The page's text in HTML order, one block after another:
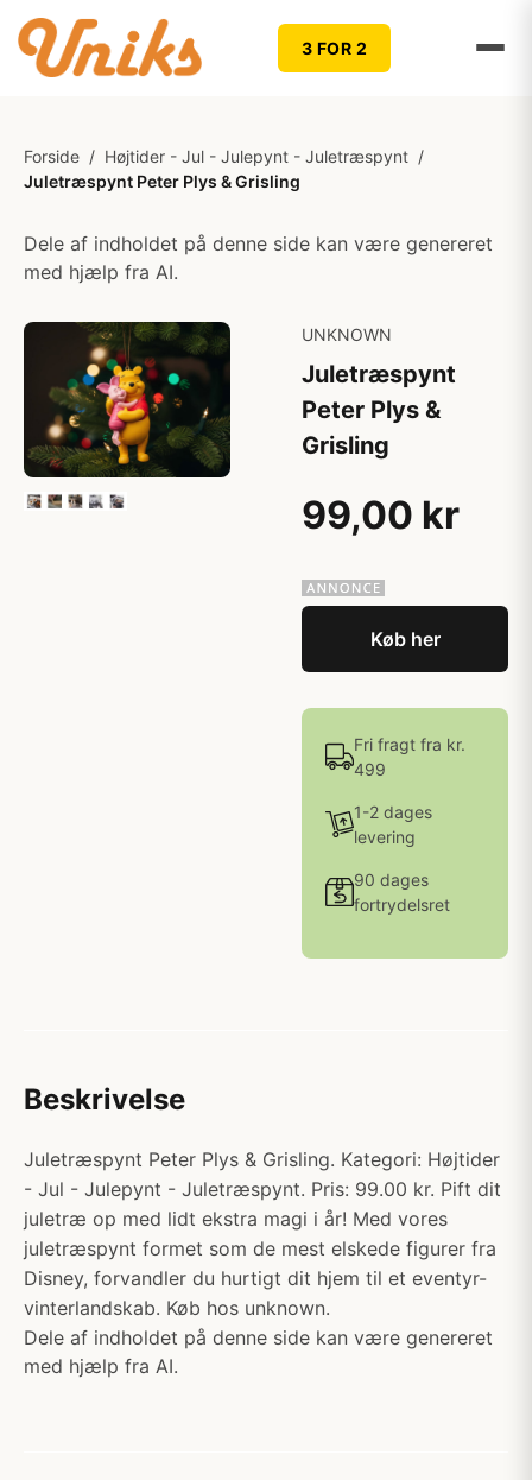
3 FOR 2
Forside / Højtider - Jul - Julepynt - Juletræspynt /
Juletræspynt Peter Plys & Grisling
Dele af indholdet på denne side kan være genereret
med hjælp fra AI.
UNKNOWN
Juletræspynt
Peter Plys &
Grisling
99,00 kr
Køb her
Fri fragt fra kr.
499
1-2 dages
levering
90 dages
fortrydelsret
Beskrivelse
Juletræspynt Peter Plys & Grisling. Kategori: Højtider
- Jul - Julepynt - Juletræspynt. Pris: 99.00 kr. Pift dit
juletræ op med lidt ekstra magi i år! Med vores
juletræspynt formet som de mest elskede figurer fra
Disney, forvandler du hurtigt dit hjem til et eventyr-
vinterlandskab. Køb hos unknown.
Dele af indholdet på denne side kan være genereret
med hjælp fra AI.